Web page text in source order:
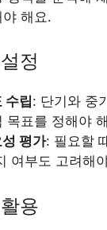
해요.
정
수립: 단기와 중
목표를 정해야
평가: 필요할
여부도 고려해
용